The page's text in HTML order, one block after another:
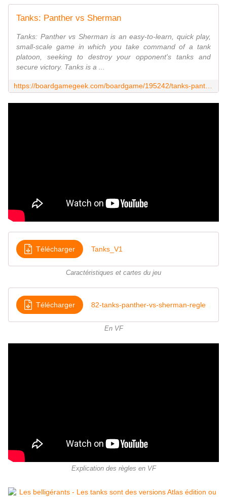
Tanks: Panther vs Sherman
Tanks: Panther vs Sherman is an easy-to-learn, quick play,
small-scale game in which you take command of a tank
platoon, seeking to destroy your opponent's tanks and
secure victory. Tanks is a ...
Télécharger Tanks_V1
Caractéristiques et cartes du jeu
Télécharger 82-tanks-panther-vs-sherman-regle
En VF
Explication des règles en VF